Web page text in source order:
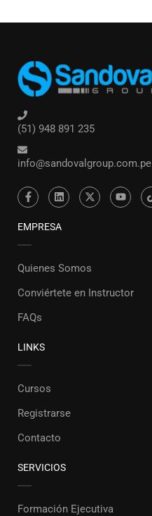
(51) 948 891 235
info@sandovalgroup.com.pe
EMPRESA
Quienes Somos
Conviértete en Instructor
FAQs
LINKS
Cursos
Registrarse
Contacto
SERVICIOS
Formación Ejecutiva